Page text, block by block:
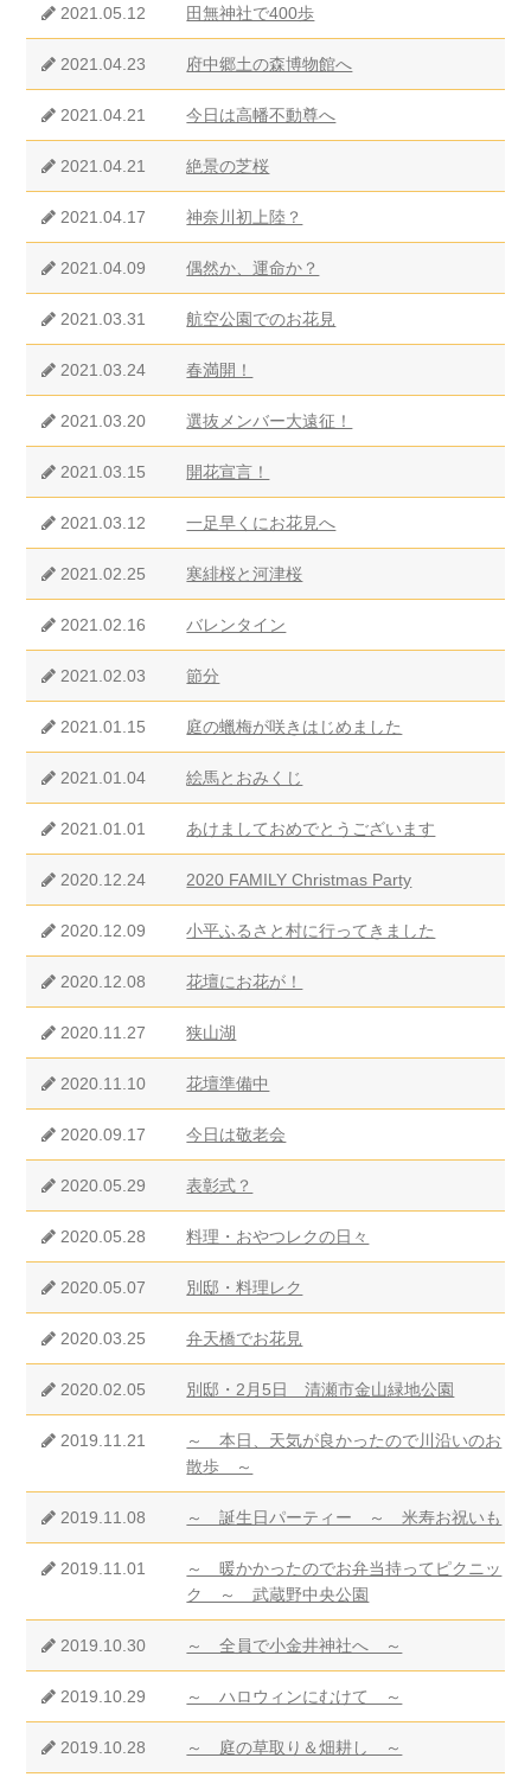
2021.05.12 田無神社で400歩
2021.04.23 府中郷土の森博物館へ
2021.04.21 今日は高幡不動尊へ
2021.04.21 絶景の芝桜
2021.04.17 神奈川初上陸？
2021.04.09 偶然か、運命か？
2021.03.31 航空公園でのお花見
2021.03.24 春満開！
2021.03.20 選抜メンバー大遠征！
2021.03.15 開花宣言！
2021.03.12 一足早くにお花見へ
2021.02.25 寒緋桜と河津桜
2021.02.16 バレンタイン
2021.02.03 節分
2021.01.15 庭の蠟梅が咲きはじめました
2021.01.04 絵馬とおみくじ
2021.01.01 あけましておめでとうございます
2020.12.24 2020 FAMILY Christmas Party
2020.12.09 小平ふるさと村に行ってきました
2020.12.08 花壇にお花が！
2020.11.27 狭山湖
2020.11.10 花壇準備中
2020.09.17 今日は敬老会
2020.05.29 表彰式？
2020.05.28 料理・おやつレクの日々
2020.05.07 別邸・料理レク
2020.03.25 弁天橋でお花見
2020.02.05 別邸・2月5日 清瀬市金山緑地公園
2019.11.21
～ 本日、天気が良かったので川沿いのお
散歩 ～
2019.11.08 ～ 誕生日パーティー ～ 米寿お祝いも
2019.11.01
～ 暖かかったのでお弁当持ってピクニッ
ク ～ 武蔵野中央公園
2019.10.30 ～ 全員で小金井神社へ ～
2019.10.29 ～ ハロウィンにむけて ～
2019.10.28 ～ 庭の草取り＆畑耕し ～